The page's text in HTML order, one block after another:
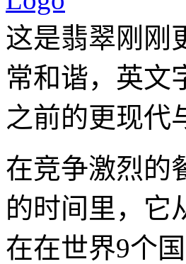
这是翡翠刚刚
常和谐，英文
之前的更现代
在竞争激烈的
的时间里，它
在在世界9个